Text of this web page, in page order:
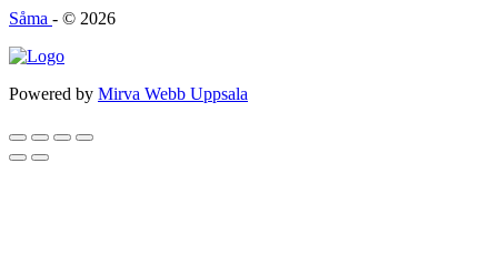
Såma - © 2026
Powered by Mirva Webb Uppsala